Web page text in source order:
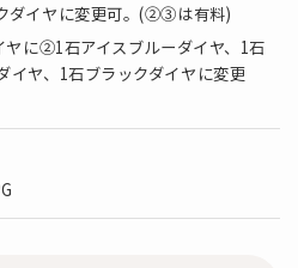
ダイヤに変更可。(②③は有料)
に②1石アイスブルーダイヤ、1石
ヤ、1石ブラックダイヤに変更